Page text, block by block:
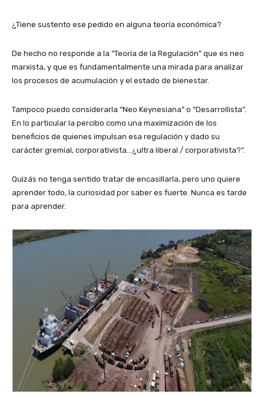
¿Tiene sustento ese pedido en alguna teoría económica?
De hecho no responde a la “Teoría de la Regulación” que es neo
marxista, y que es fundamentalmente una mirada para analizar
los procesos de acumulación y el estado de bienestar.
Tampoco puedo considerarla “Neo Keynesiana” o “Desarrollista”.
En lo particular la percibo como una maximización de los
beneficios de quienes impulsan esa regulación y dado su
carácter gremial, corporativista…¿ultra liberal / corporativista?”.
Quizás no tenga sentido tratar de encasillarla, pero uno quiere
aprender todo, la curiosidad por saber es fuerte. Nunca es tarde
para aprender.